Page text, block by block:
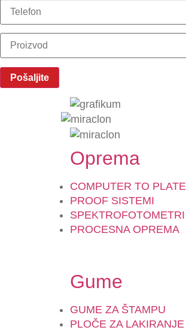
Oprema
COMPUTER TO PLATE
PROOF SISTEMI
SPEKTROFOTOMETRI
PROCESNA OPREMA
Gume
GUME ZA ŠTAMPU
PLOČE ZA LAKIRANJE